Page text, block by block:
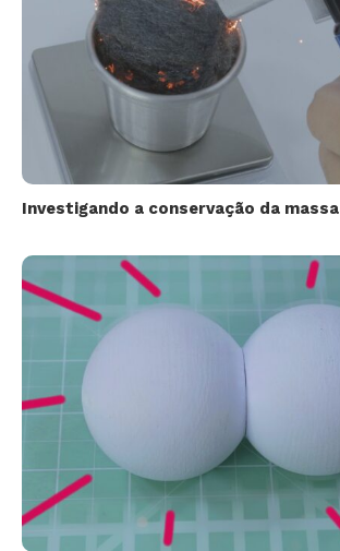
Investigando a conservação da massa